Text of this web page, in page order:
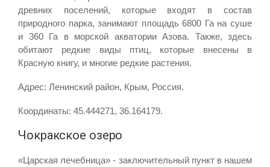
древних поселений, которые входят в состав
природного парка, занимают площадь 6800 Га на суше
и 360 Га в морской акватории Азова. Также, здесь
обитают редкие виды птиц, которые внесены в
Красную книгу, и многие редкие растения.
Адрес: Ленинский район, Крым, Россия.
Координаты: 45.444271, 36.164179.
Чокракское озеро
«Царская лечебница» - заключительный пункт в нашем